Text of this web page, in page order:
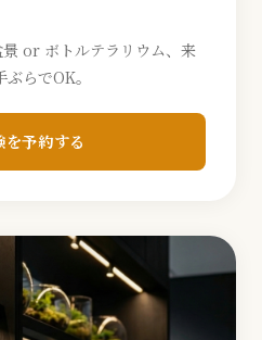
or ボトルテラリウム、来
らでOK。
予約する